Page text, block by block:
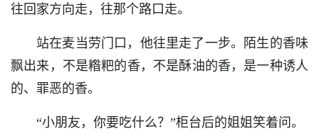
往回家方向走，往那个路口走。
站在麦当劳门口，他往里走了一步。陌生的香味
飘出来，不是糌粑的香，不是酥油的香，是一种诱人
的、罪恶的香。
“小朋友，你要吃什么？”柜台后的姐姐笑着问。